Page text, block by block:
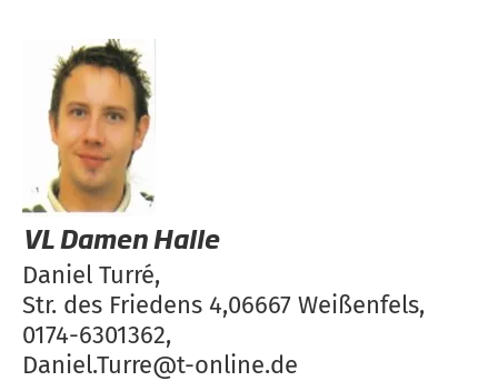
VL Damen Halle
Daniel Turré,
Str. des Friedens 4,06667 Weißenfels,
0174-6301362,
Daniel.Turre@t-online.de